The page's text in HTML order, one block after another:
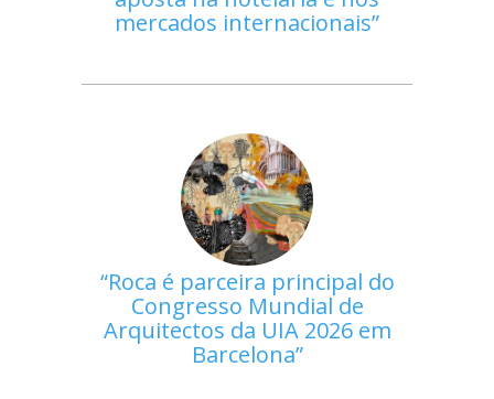
mercados internacionais
Roca é parceira principal do
Congresso Mundial de
Arquitectos da UIA 2026 em
Barcelona